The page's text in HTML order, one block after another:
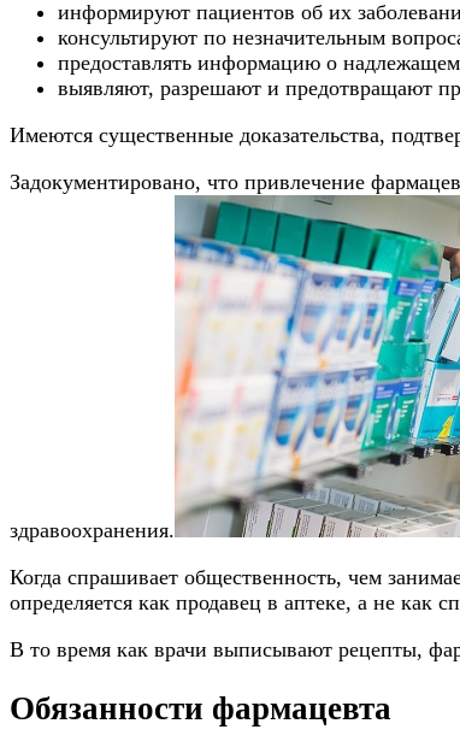
информируют пациентов об их
консультируют по незначительным
предоставлять информацию о
выявляют, разрешают и предотвращают
Имеются существенные доказательства,
Задокументировано, что привлечение
здравоохранения.
Когда спрашивает общественность, чем
определяется как продавец в аптеке, а не как
В то время как врачи выписывают рецепты,
Обязанности фармацевта